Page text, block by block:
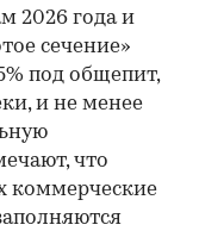
2026 года и
сечение»
под общепит,
и не менее
что
коммерческие